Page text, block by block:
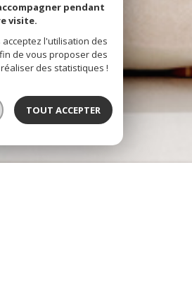
pendant
visite.
l'utilisation des
de vous proposer des
des statistiques !
TOUT ACCEPTER